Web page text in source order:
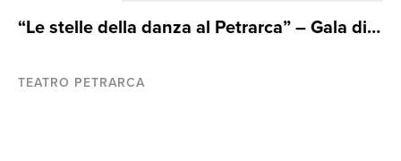
“Le stelle della danza al Petrarca” – Gala di
TEATRO PETRARCA